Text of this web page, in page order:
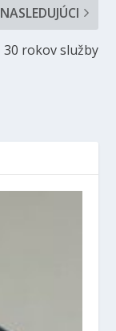
NASLEDUJÚCI
30 rokov služby